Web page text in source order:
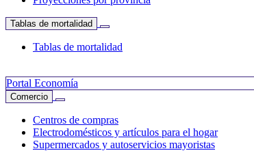
Tablas de mortalidad
Tablas de mortalidad
Portal Economía
Comercio
Centros de compras
Electrodomésticos y artículos para el hogar
Supermercados y autoservicios mayoristas